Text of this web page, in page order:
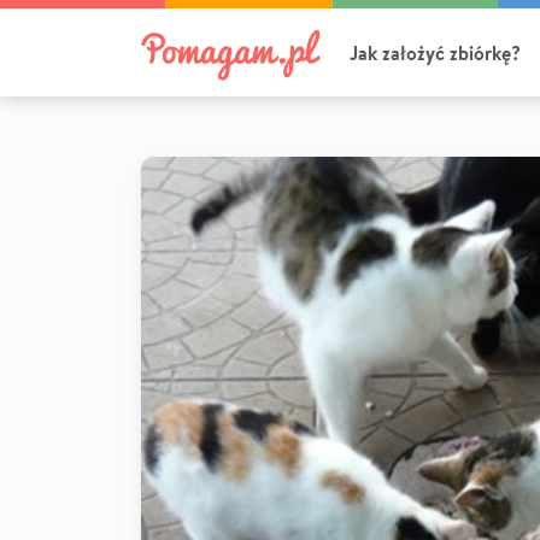
Jak założyć zbiórkę?